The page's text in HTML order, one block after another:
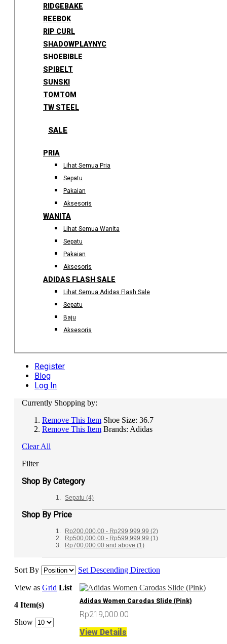
RIDGEBAKE
REEBOK
RIP CURL
SHADOWPLAYNYC
SHOEBIBLE
SPIBELT
SUNSKI
TOMTOM
TW STEEL
SALE
PRIA
Lihat Semua Pria
Sepatu
Pakaian
Aksesoris
WANITA
Lihat Semua Wanita
Sepatu
Pakaian
Aksesoris
ADIDAS FLASH SALE
Lihat Semua Adidas Flash Sale
Sepatu
Baju
Aksesoris
Register
Blog
Log In
Currently Shopping by:
Remove This Item Shoe Size: 36.7
Remove This Item Brands: Adidas
Clear All
Filter
Shop By Category
Sepatu (4)
Shop By Price
Rp200,000.00 - Rp299,999.99 (2)
Rp500,000.00 - Rp599,999.99 (1)
Rp700,000.00 and above (1)
Sort By Set Descending Direction
View as Grid List
4 Item(s)
Show
Adidas Women Carodas Slide (Pink)
Rp219,000.00
View Details